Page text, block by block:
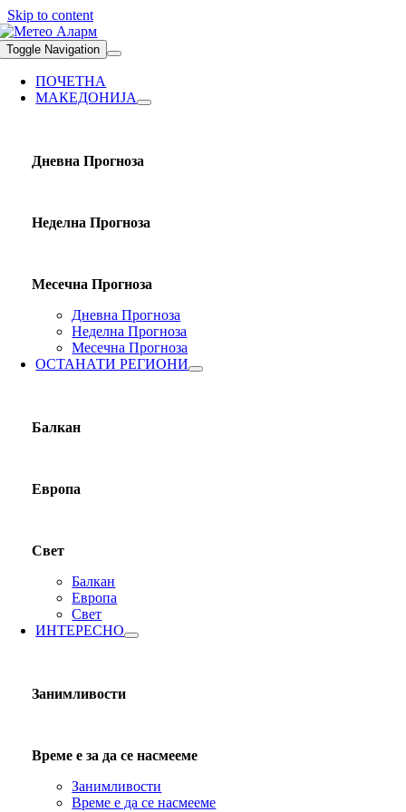
Skip to content
Toggle Navigation
ПОЧЕТНА
МАКЕДОНИЈА
Дневна Прогноза
Неделна Прогноза
Месечна Прогноза
Дневна Прогноза
Неделна Прогноза
Месечна Прогноза
ОСТАНАТИ РЕГИОНИ
Балкан
Европа
Свет
Балкан
Европа
Свет
ИНТЕРЕСНО
Занимливости
Време е за да се насмееме
Занимливости
Време е да се насмееме